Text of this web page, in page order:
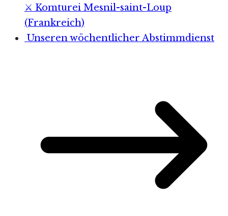
⚔️ Komturei Mesnil-saint-Loup
(Frankreich)
Unseren wöchentlicher Abstimmdienst